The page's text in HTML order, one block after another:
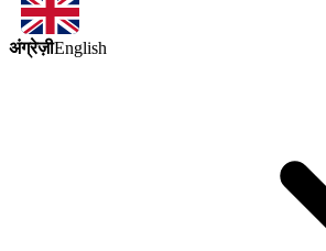
अंग्रेज़ीEnglish